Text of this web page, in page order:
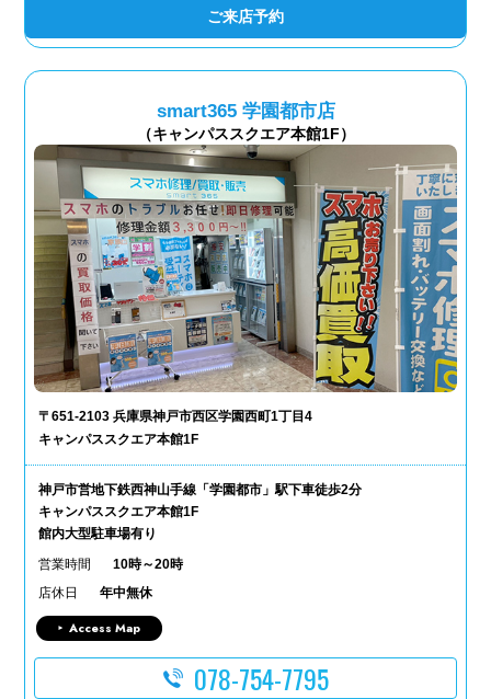
ご来店予約
smart365 学園都市店
（キャンパススクエア本館1F）
〒651-2103 兵庫県神戸市西区学園西町1丁目4
キャンパススクエア本館1F
神戸市営地下鉄西神山手線「学園都市」駅下車徒歩2分
キャンパススクエア本館1F
館内大型駐車場有り
営業時間
10時～20時
店休日
年中無休
Access Map
078-754-7795